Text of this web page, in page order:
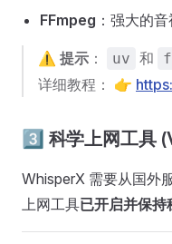
FFmpeg ：强大的
⚠️ 提示 ： uv 和
详细教程： 👉
3️⃣ 科学上网工具
WhisperX 需要从国外
上网工具已开启并保持